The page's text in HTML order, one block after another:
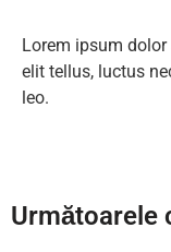
Lorem ipsum
elit tellus, luctus
leo.
Următoarele